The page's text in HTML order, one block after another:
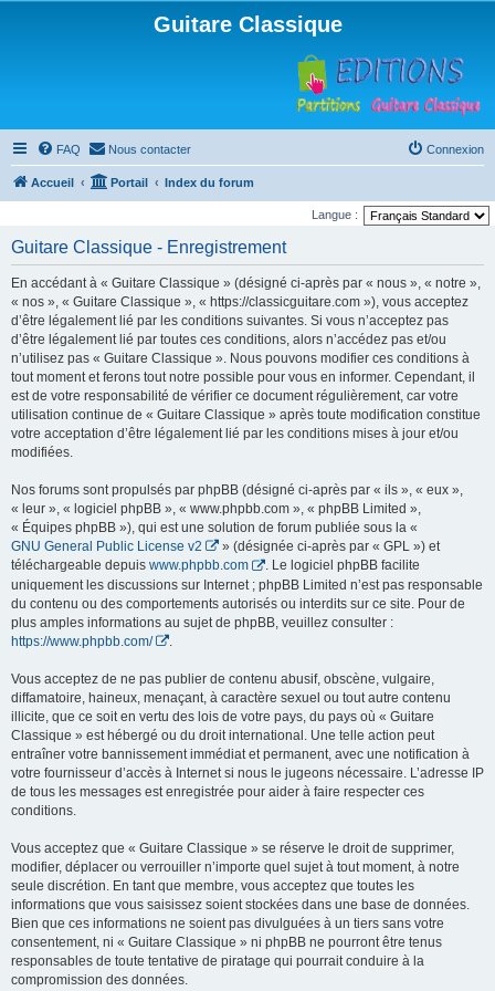
Guitare Classique
FAQ Nous contacter Connexion
Accueil Portail Index du forum
Langue :
Guitare Classique - Enregistrement
En accédant à « Guitare Classique » (désigné ci-après par « nous », « notre »,
« nos », « Guitare Classique », « https://classicguitare.com »), vous acceptez
d’être légalement lié par les conditions suivantes. Si vous n’acceptez pas
d’être légalement lié par toutes ces conditions, alors n’accédez pas et/ou
n’utilisez pas « Guitare Classique ». Nous pouvons modifier ces conditions à
tout moment et ferons tout notre possible pour vous en informer. Cependant, il
est de votre responsabilité de vérifier ce document régulièrement, car votre
utilisation continue de « Guitare Classique » après toute modification constitue
votre acceptation d’être légalement lié par les conditions mises à jour et/ou
modifiées.
Nos forums sont propulsés par phpBB (désigné ci-après par « ils », « eux »,
« leur », « logiciel phpBB », « www.phpbb.com », « phpBB Limited »,
« Équipes phpBB »), qui est une solution de forum publiée sous la «
GNU General Public License v2
» (désignée ci-après par « GPL ») et
téléchargeable depuis www.phpbb.com
. Le logiciel phpBB facilite
uniquement les discussions sur Internet ; phpBB Limited n’est pas responsable
du contenu ou des comportements autorisés ou interdits sur ce site. Pour de
plus amples informations au sujet de phpBB, veuillez consulter :
https://www.phpbb.com/
Vous acceptez de ne pas publier de contenu abusif, obscène, vulgaire,
diffamatoire, haineux, menaçant, à caractère sexuel ou tout autre contenu
illicite, que ce soit en vertu des lois de votre pays, du pays où « Guitare
Classique » est hébergé ou du droit international. Une telle action peut
entraîner votre bannissement immédiat et permanent, avec une notification à
votre fournisseur d’accès à Internet si nous le jugeons nécessaire. L’adresse IP
de tous les messages est enregistrée pour aider à faire respecter ces
conditions.
Vous acceptez que « Guitare Classique » se réserve le droit de supprimer,
modifier, déplacer ou verrouiller n’importe quel sujet à tout moment, à notre
seule discrétion. En tant que membre, vous acceptez que toutes les
informations que vous saisissez soient stockées dans une base de données.
Bien que ces informations ne soient pas divulguées à un tiers sans votre
consentement, ni « Guitare Classique » ni phpBB ne pourront être tenus
responsables de toute tentative de piratage qui pourrait conduire à la
compromission des données.